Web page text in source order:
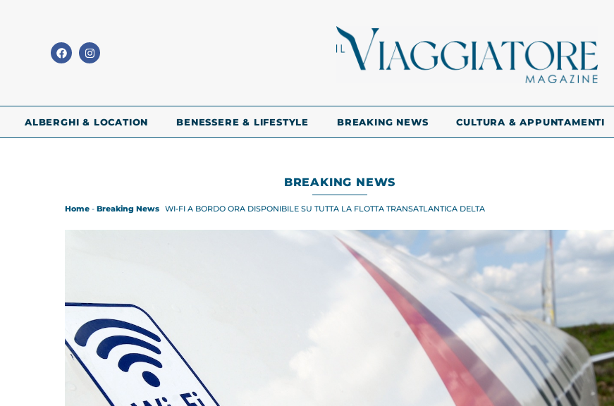
ALBERGHI & LOCATION BENESSERE & LIFESTYLE BREAKING NEWS CULTURA & APPUNTAMENTI
BREAKING NEWS
Home - Breaking News WI-FI A BORDO ORA DISPONIBILE SU TUTTA LA FLOTTA TRANSATLANTICA DELTA